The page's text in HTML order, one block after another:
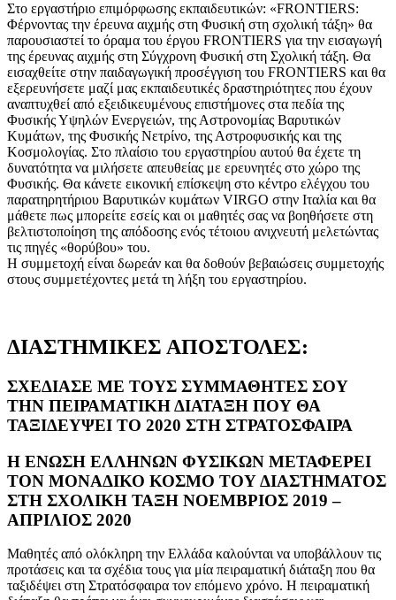
Στο εργαστήριο επιμόρφωσης εκπαιδευτικών: «FRONTIERS:
Φέρνοντας την έρευνα αιχμής στη Φυσική στη σχολική τάξη» θα
παρουσιαστεί το όραμα του έργου FRONTIERS για την εισαγωγή
της έρευνας αιχμής στη Σύγχρονη Φυσική στη Σχολική τάξη. Θα
εισαχθείτε στην παιδαγωγική προσέγγιση του FRONTIERS και θα
εξερευνήσετε μαζί μας εκπαιδευτικές δραστηριότητες που έχουν
αναπτυχθεί από εξειδικευμένους επιστήμονες στα πεδία της
Φυσικής Υψηλών Ενεργειών, της Αστρονομίας Βαρυτικών
Κυμάτων, της Φυσικής Νετρίνο, της Αστροφυσικής και της
Κοσμολογίας. Στο πλαίσιο του εργαστηρίου αυτού θα έχετε τη
δυνατότητα να μιλήσετε απευθείας με ερευνητές στο χώρο της
Φυσικής. Θα κάνετε εικονική επίσκεψη στο κέντρο ελέγχου του
παρατηρητήριου Βαρυτικών κυμάτων VIRGO στην Ιταλία και θα
μάθετε πως μπορείτε εσείς και οι μαθητές σας να βοηθήσετε στη
βελτιστοποίηση της απόδοσης ενός τέτοιου ανιχνευτή μελετώντας
τις πηγές «θορύβου» του.
Η συμμετοχή είναι δωρεάν και θα δοθούν βεβαιώσεις συμμετοχής
στους συμμετέχοντες μετά τη λήξη του εργαστηρίου.
ΔΙΑΣΤΗΜΙΚΕΣ ΑΠΟΣΤΟΛΕΣ:
ΣΧΕΔΙΑΣΕ ΜΕ ΤΟΥΣ ΣΥΜΜΑΘΗΤΕΣ ΣΟΥ
ΤΗΝ ΠΕΙΡΑΜΑΤΙΚΗ ΔΙΑΤΑΞΗ ΠΟΥ ΘΑ
ΤΑΞΙΔΕΥΨΕΙ ΤΟ 2020 ΣΤΗ ΣΤΡΑΤΟΣΦΑΙΡΑ
Η ΕΝΩΣΗ ΕΛΛΗΝΩΝ ΦΥΣΙΚΩΝ ΜΕΤΑΦΕΡΕΙ
ΤΟΝ ΜΟΝΑΔΙΚΟ ΚΟΣΜΟ ΤΟΥ ΔΙΑΣΤΗΜΑΤΟΣ
ΣΤΗ ΣΧΟΛΙΚΗ ΤΑΞΗ ΝΟΕΜΒΡΙΟΣ 2019 –
ΑΠΡΙΛΙΟΣ 2020
Μαθητές από ολόκληρη την Ελλάδα καλούνται να υποβάλλουν τις
προτάσεις και τα σχέδια τους για μία πειραματική διάταξη που θα
ταξιδέψει στη Στρατόσφαιρα τον επόμενο χρόνο. Η πειραματική